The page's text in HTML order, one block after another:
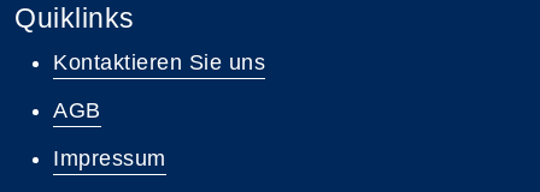
Quiklinks
Kontaktieren Sie uns
AGB
Impressum